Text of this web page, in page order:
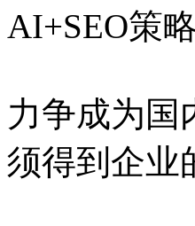
AI+SEO策
力争成为国
须得到企业